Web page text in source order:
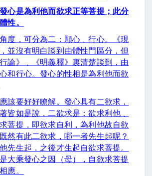
心是為利他而欲求正等菩提；此分
性。
度，可分為二：願心﹑行心。《現
並沒有明白談到由體性門區分，但
論》﹑《明義釋》裏清楚談到，由
和行心。發心的性相是為利他而欲
該要好好瞭解。發心具有二欲求，
皆如是說，二欲求是：欲求利他﹑
菩提，即欲求自利，為利他故自欲
然有此二欲求，哪一者先生起呢？
先生起，之後才生起自欲求菩提。
是大乘發心之因（母），自欲求菩提
應。